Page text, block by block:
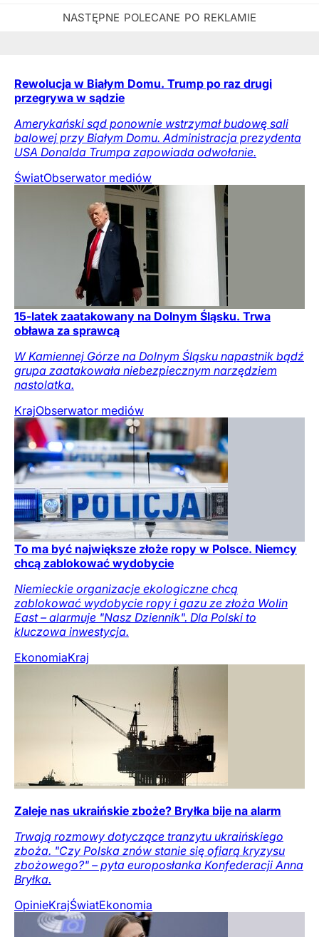
Rewolucja w Białym Domu. Trump po raz drugi
przegrywa w sądzie
Amerykański sąd ponownie wstrzymał budowę sali
balowej przy Białym Domu. Administracja prezydenta
USA Donalda Trumpa zapowiada odwołanie.
ŚwiatObserwator mediów
15-latek zaatakowany na Dolnym Śląsku. Trwa
obława za sprawcą
W Kamiennej Górze na Dolnym Śląsku napastnik bądź
grupa zaatakowała niebezpiecznym narzędziem
nastolatka.
KrajObserwator mediów
To ma być największe złoże ropy w Polsce. Niemcy
chcą zablokować wydobycie
Niemieckie organizacje ekologiczne chcą
zablokować wydobycie ropy i gazu ze złoża Wolin
East – alarmuje "Nasz Dziennik". Dla Polski to
kluczowa inwestycja.
EkonomiaKraj
Zaleje nas ukraińskie zboże? Bryłka bije na alarm
Trwają rozmowy dotyczące tranzytu ukraińskiego
zboża. "Czy Polska znów stanie się ofiarą kryzysu
zbożowego?" – pyta europosłanka Konfederacji Anna
Bryłka.
OpinieKrajŚwiatEkonomia